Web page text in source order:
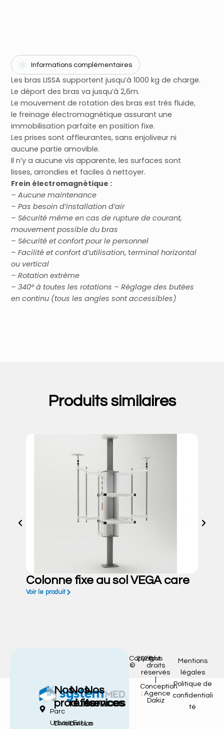
Informations complémentaires
Les bras LISSA supportent jusqu’à 1000 kg de charge.
Le déport des bras va jusqu’à 2,6m.
Le mouvement de rotation des bras est très fluide,
le freinage électromagnétique assurant une
immobilisation parfaite en position fixe.
Les prises sont affleurantes, sans enjoliveur ni
aucune partie amovible.
Il n’y a aucune vis apparente, les surfaces sont
lisses, arrondies et faciles à nettoyer.
Frein électromagnétique :
– Aucune maintenance
– Pas besoin d’installation d’air
– Sécurité même en cas de rupture de courant,
mouvement possible du bras
– Sécurité et confort pour le personnel
– Facilité et confort d’utilisation, terminal horizontal
ou vertical
– Rotation extrème
– 340° à toutes les rotations – Réglage des butées
en continu (tous les angles sont accessibles)
Produits similaires
Colonne fixe au sol VEGA care
Voir le produit
Parc
Urbain Est
Nos
produits
Division
Nos
références
Division
Nos
services
La
Copyright
©
2026tous
droits
réservés
Conception
: Agence
Dakiz
Mentions
légales
Politique de
confidentiali
té